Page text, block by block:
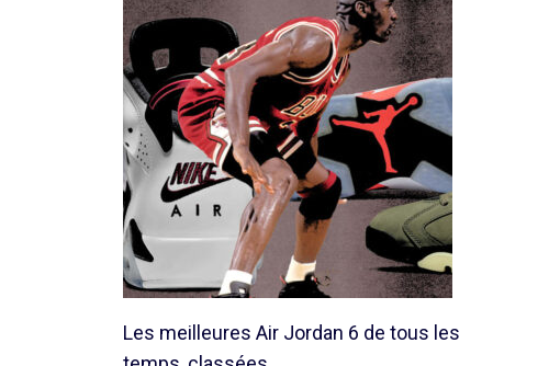
Les meilleures Air Jordan 6 de tous les